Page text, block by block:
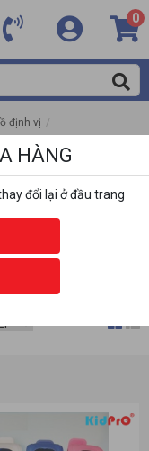
0
định vị /
HÀNG
đổi lại ở đầu trang